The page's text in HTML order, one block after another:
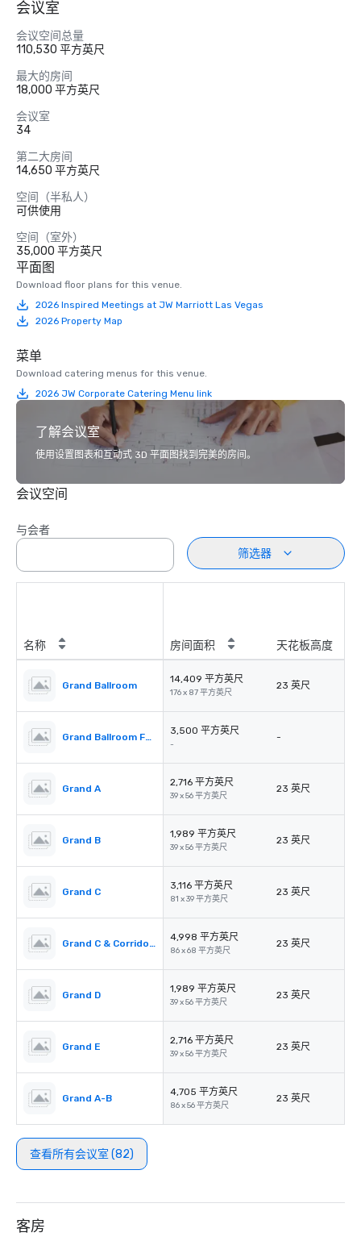
会议室
会议空间总量
110,530 平方英尺
最大的房间
18,000 平方英尺
会议室
34
第二大房间
14,650 平方英尺
空间（半私人）
可供使用
空间（室外）
35,000 平方英尺
平面图
Download floor plans for this venue.
2026 Inspired Meetings at JW Marriott Las Vegas
2026 Property Map
菜单
Download catering menus for this venue.
2026 JW Corporate Catering Menu link
了解会议室
使用设置图表和互动式 3D 平面图找到完美的房间。
会议空间
与会者
筛选器
名称 房间面积 天花板高度
Grand Ballroom
14,409 平方英尺
176 x 87 平方英尺
23 英尺
Grand Ballroom Foyer
3,500 平方英尺
-
-
Grand A
2,716 平方英尺
39 x 56 平方英尺
23 英尺
Grand B
1,989 平方英尺
39 x 56 平方英尺
23 英尺
Grand C
3,116 平方英尺
81 x 39 平方英尺
23 英尺
Grand C & Corridors
4,998 平方英尺
86 x 68 平方英尺
23 英尺
Grand D
1,989 平方英尺
39 x 56 平方英尺
23 英尺
Grand E
2,716 平方英尺
39 x 56 平方英尺
23 英尺
Grand A-B
4,705 平方英尺
86 x 56 平方英尺
23 英尺
查看所有会议室 (82)
客房